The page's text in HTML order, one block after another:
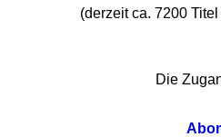
(derzeit ca. 7200 Titel
Die